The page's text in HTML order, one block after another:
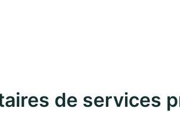
de services